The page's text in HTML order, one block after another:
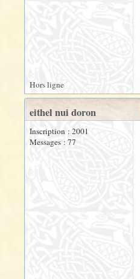
Hors ligne
eithel nui doron
Inscription : 2001
Messages : 77